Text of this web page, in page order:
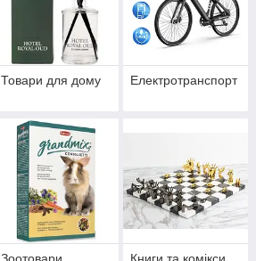
Товари для дому Електротранспорт